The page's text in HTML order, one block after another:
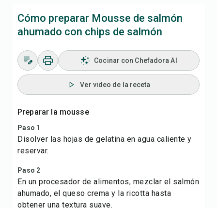
Cómo preparar Mousse de salmón
ahumado con chips de salmón
Cocinar con Chefadora AI
Ver video de la receta
Preparar la mousse
Paso 1
Disolver las hojas de gelatina en agua caliente y
reservar.
Paso 2
En un procesador de alimentos, mezclar el salmón
ahumado, el queso crema y la ricotta hasta
obtener una textura suave.